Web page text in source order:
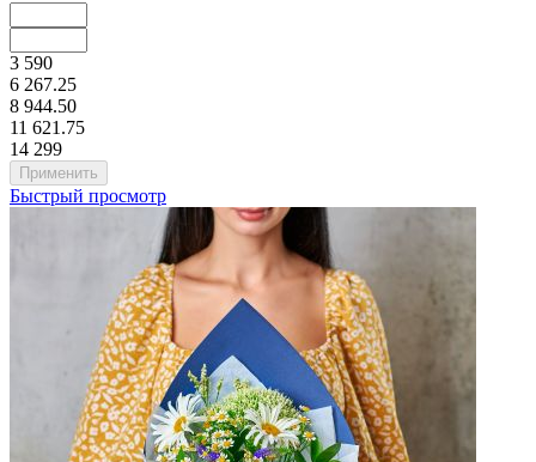
3 590
6 267.25
8 944.50
11 621.75
14 299
Быстрый просмотр